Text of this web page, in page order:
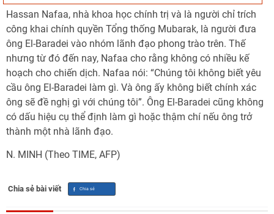
Hassan Nafaa, nhà khoa học chính trị và là người chỉ trích
công khai chính quyền Tổng thống Mubarak, là người đưa
ông El-Baradei vào nhóm lãnh đạo phong trào trên. Thế
nhưng từ đó đến nay, Nafaa cho rằng không có nhiều kế
hoạch cho chiến dịch. Nafaa nói: “Chúng tôi không biết yêu
cầu ông El-Baradei làm gì. Và ông ấy không biết chính xác
ông sẽ đề nghị gì với chúng tôi”. Ông El-Baradei cũng không
có dấu hiệu cụ thể định làm gì hoặc thậm chí nếu ông trở
thành một nhà lãnh đạo.
N. MINH (Theo TIME, AFP)
Chia sẻ bài viết